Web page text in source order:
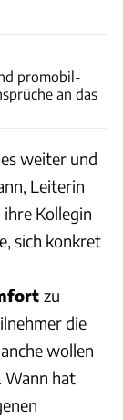
promobil-
an das
weiter und
Leiterin
Kollegin
sich konkret
zu
die
wollen
Wann hat